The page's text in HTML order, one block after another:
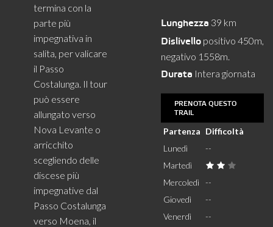
termina con la
parte più
impegnativa in
salita, per valicare
il Passo
Costalunga. Il tour
può essere
allungato verso
Nova Levante o
arricchito
scegliendo delle
discese più
impegnative dal
Passo Costalunga
verso Moena, il
Lunghezza 39 km
Dislivello positivo 450m,
negativo 1558m.
Durata Intera giornata
PRENOTA QUESTO
TRAIL
Partenza Difficoltà
Lunedì
--
Martedì
Mercoledì
--
Giovedì
--
Venerdì
--